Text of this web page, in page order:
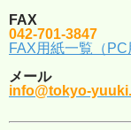
FAX
042-701-3847
FAX用紙一覧（PC
メール
info@tokyo-